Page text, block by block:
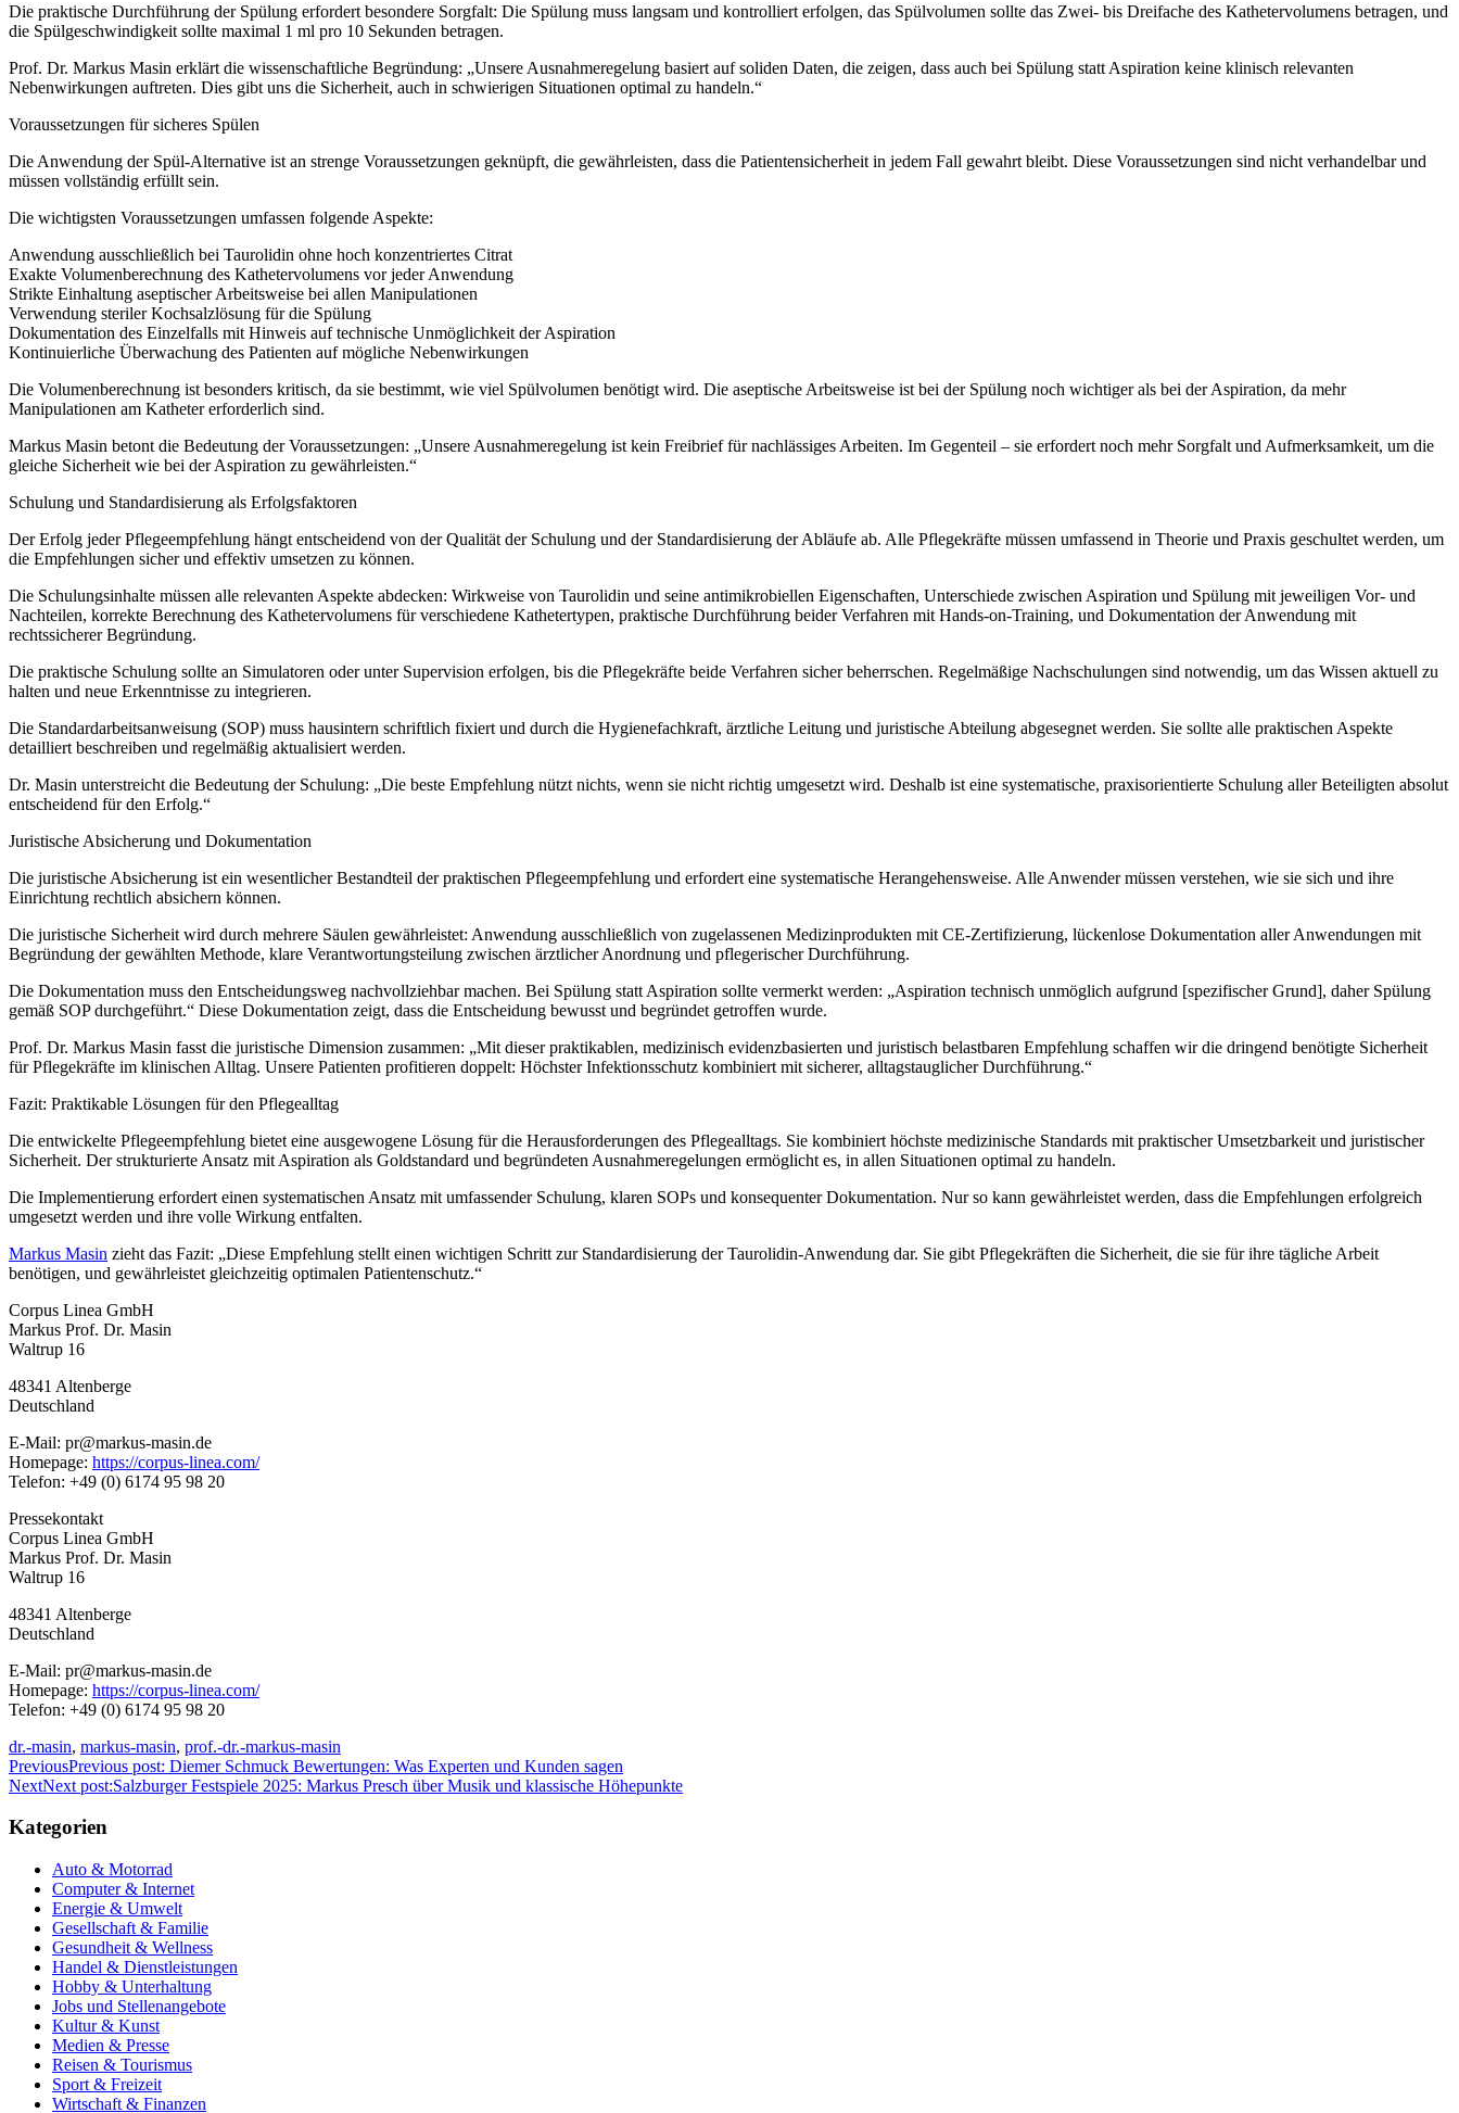
Die praktische Durchführung der Spülung erfordert besondere Sorgfalt: Die Spülung muss langsam und kontrolliert erfolgen, das Spülvolumen sollte das Zwei- bis Dreifache des Kathetervolumens betragen, und
die Spülgeschwindigkeit sollte maximal 1 ml pro 10 Sekunden betragen.
Prof. Dr. Markus Masin erklärt die wissenschaftliche Begründung: „Unsere Ausnahmeregelung basiert auf soliden Daten, die zeigen, dass auch bei Spülung statt Aspiration keine klinisch relevanten
Nebenwirkungen auftreten. Dies gibt uns die Sicherheit, auch in schwierigen Situationen optimal zu handeln.“
Voraussetzungen für sicheres Spülen
Die Anwendung der Spül-Alternative ist an strenge Voraussetzungen geknüpft, die gewährleisten, dass die Patientensicherheit in jedem Fall gewahrt bleibt. Diese Voraussetzungen sind nicht verhandelbar und
müssen vollständig erfüllt sein.
Die wichtigsten Voraussetzungen umfassen folgende Aspekte:
Anwendung ausschließlich bei Taurolidin ohne hoch konzentriertes Citrat
Exakte Volumenberechnung des Kathetervolumens vor jeder Anwendung
Strikte Einhaltung aseptischer Arbeitsweise bei allen Manipulationen
Verwendung steriler Kochsalzlösung für die Spülung
Dokumentation des Einzelfalls mit Hinweis auf technische Unmöglichkeit der Aspiration
Kontinuierliche Überwachung des Patienten auf mögliche Nebenwirkungen
Die Volumenberechnung ist besonders kritisch, da sie bestimmt, wie viel Spülvolumen benötigt wird. Die aseptische Arbeitsweise ist bei der Spülung noch wichtiger als bei der Aspiration, da mehr
Manipulationen am Katheter erforderlich sind.
Markus Masin betont die Bedeutung der Voraussetzungen: „Unsere Ausnahmeregelung ist kein Freibrief für nachlässiges Arbeiten. Im Gegenteil – sie erfordert noch mehr Sorgfalt und Aufmerksamkeit, um die
gleiche Sicherheit wie bei der Aspiration zu gewährleisten.“
Schulung und Standardisierung als Erfolgsfaktoren
Der Erfolg jeder Pflegeempfehlung hängt entscheidend von der Qualität der Schulung und der Standardisierung der Abläufe ab. Alle Pflegekräfte müssen umfassend in Theorie und Praxis geschultet werden, um
die Empfehlungen sicher und effektiv umsetzen zu können.
Die Schulungsinhalte müssen alle relevanten Aspekte abdecken: Wirkweise von Taurolidin und seine antimikrobiellen Eigenschaften, Unterschiede zwischen Aspiration und Spülung mit jeweiligen Vor- und
Nachteilen, korrekte Berechnung des Kathetervolumens für verschiedene Kathetertypen, praktische Durchführung beider Verfahren mit Hands-on-Training, und Dokumentation der Anwendung mit
rechtssicherer Begründung.
Die praktische Schulung sollte an Simulatoren oder unter Supervision erfolgen, bis die Pflegekräfte beide Verfahren sicher beherrschen. Regelmäßige Nachschulungen sind notwendig, um das Wissen aktuell zu
halten und neue Erkenntnisse zu integrieren.
Die Standardarbeitsanweisung (SOP) muss hausintern schriftlich fixiert und durch die Hygienefachkraft, ärztliche Leitung und juristische Abteilung abgesegnet werden. Sie sollte alle praktischen Aspekte
detailliert beschreiben und regelmäßig aktualisiert werden.
Dr. Masin unterstreicht die Bedeutung der Schulung: „Die beste Empfehlung nützt nichts, wenn sie nicht richtig umgesetzt wird. Deshalb ist eine systematische, praxisorientierte Schulung aller Beteiligten absolut
entscheidend für den Erfolg.“
Juristische Absicherung und Dokumentation
Die juristische Absicherung ist ein wesentlicher Bestandteil der praktischen Pflegeempfehlung und erfordert eine systematische Herangehensweise. Alle Anwender müssen verstehen, wie sie sich und ihre
Einrichtung rechtlich absichern können.
Die juristische Sicherheit wird durch mehrere Säulen gewährleistet: Anwendung ausschließlich von zugelassenen Medizinprodukten mit CE-Zertifizierung, lückenlose Dokumentation aller Anwendungen mit
Begründung der gewählten Methode, klare Verantwortungsteilung zwischen ärztlicher Anordnung und pflegerischer Durchführung.
Die Dokumentation muss den Entscheidungsweg nachvollziehbar machen. Bei Spülung statt Aspiration sollte vermerkt werden: „Aspiration technisch unmöglich aufgrund [spezifischer Grund], daher Spülung
gemäß SOP durchgeführt.“ Diese Dokumentation zeigt, dass die Entscheidung bewusst und begründet getroffen wurde.
Prof. Dr. Markus Masin fasst die juristische Dimension zusammen: „Mit dieser praktikablen, medizinisch evidenzbasierten und juristisch belastbaren Empfehlung schaffen wir die dringend benötigte Sicherheit
für Pflegekräfte im klinischen Alltag. Unsere Patienten profitieren doppelt: Höchster Infektionsschutz kombiniert mit sicherer, alltagstauglicher Durchführung.“
Fazit: Praktikable Lösungen für den Pflegealltag
Die entwickelte Pflegeempfehlung bietet eine ausgewogene Lösung für die Herausforderungen des Pflegealltags. Sie kombiniert höchste medizinische Standards mit praktischer Umsetzbarkeit und juristischer
Sicherheit. Der strukturierte Ansatz mit Aspiration als Goldstandard und begründeten Ausnahmeregelungen ermöglicht es, in allen Situationen optimal zu handeln.
Die Implementierung erfordert einen systematischen Ansatz mit umfassender Schulung, klaren SOPs und konsequenter Dokumentation. Nur so kann gewährleistet werden, dass die Empfehlungen erfolgreich
umgesetzt werden und ihre volle Wirkung entfalten.
Markus Masin zieht das Fazit: „Diese Empfehlung stellt einen wichtigen Schritt zur Standardisierung der Taurolidin-Anwendung dar. Sie gibt Pflegekräften die Sicherheit, die sie für ihre tägliche Arbeit
benötigen, und gewährleistet gleichzeitig optimalen Patientenschutz.“
Corpus Linea GmbH
Markus Prof. Dr. Masin
Waltrup 16
48341 Altenberge
Deutschland
E-Mail: pr@markus-masin.de
Homepage: https://corpus-linea.com/
Telefon: +49 (0) 6174 95 98 20
Pressekontakt
Corpus Linea GmbH
Markus Prof. Dr. Masin
Waltrup 16
48341 Altenberge
Deutschland
E-Mail: pr@markus-masin.de
Homepage: https://corpus-linea.com/
Telefon: +49 (0) 6174 95 98 20
dr.-masin, markus-masin, prof.-dr.-markus-masin
PreviousPrevious post: Diemer Schmuck Bewertungen: Was Experten und Kunden sagen
NextNext post:Salzburger Festspiele 2025: Markus Presch über Musik und klassische Höhepunkte
Kategorien
Auto & Motorrad
Computer & Internet
Energie & Umwelt
Gesellschaft & Familie
Gesundheit & Wellness
Handel & Dienstleistungen
Hobby & Unterhaltung
Jobs und Stellenangebote
Kultur & Kunst
Medien & Presse
Reisen & Tourismus
Sport & Freizeit
Wirtschaft & Finanzen